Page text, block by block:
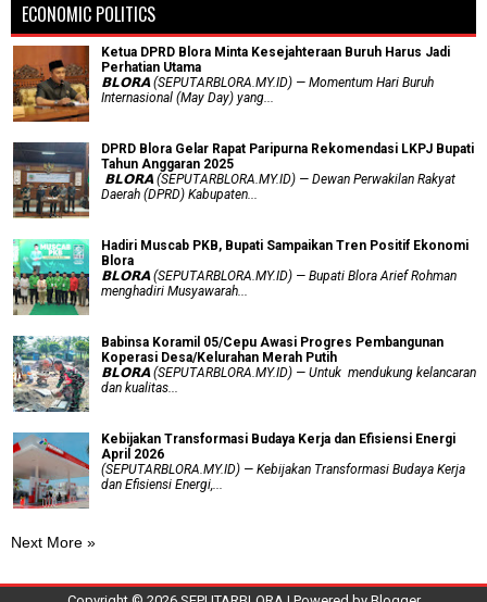
ECONOMIC POLITICS
Ketua DPRD Blora Minta Kesejahteraan Buruh Harus Jadi
Perhatian Utama
​𝗕𝗟𝗢𝗥𝗔 (SEPUTARBLORA.MY.ID) — Momentum Hari Buruh
Internasional (May Day) yang...
DPRD Blora Gelar Rapat Paripurna Rekomendasi LKPJ Bupati
Tahun Anggaran 2025
‎ 𝗕𝗟𝗢𝗥𝗔 (SEPUTARBLORA.MY.ID) — Dewan Perwakilan Rakyat
Daerah (DPRD) Kabupaten...
Hadiri Muscab PKB, Bupati Sampaikan Tren Positif Ekonomi
Blora
𝗕𝗟𝗢𝗥𝗔 (SEPUTARBLORA.MY.ID) — Bupati Blora Arief Rohman
menghadiri Musyawarah...
Babinsa Koramil 05/Cepu Awasi Progres Pembangunan
Koperasi Desa/Kelurahan Merah Putih
𝗕𝗟𝗢𝗥𝗔 (SEPUTARBLORA.MY.ID) — Untuk mendukung kelancaran
dan kualitas...
Kebijakan Transformasi Budaya Kerja dan Efisiensi Energi
April 2026
(SEPUTARBLORA.MY.ID) — Kebijakan Transformasi Budaya Kerja
dan Efisiensi Energi,...
Next More »